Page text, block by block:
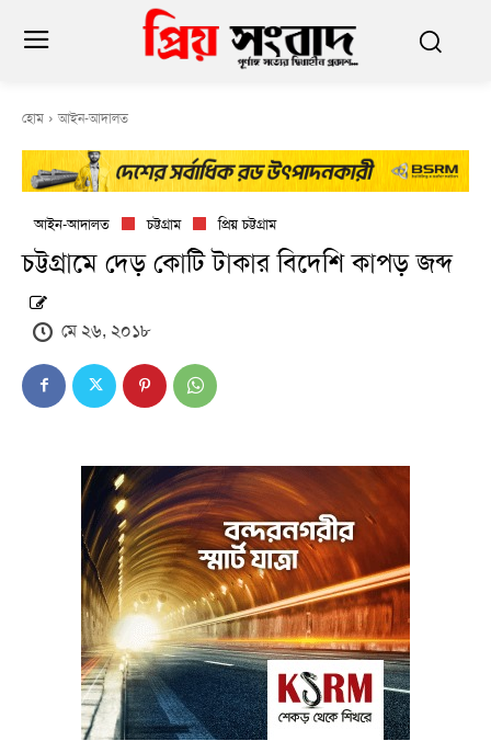
হোম আইন-আদালত
আইন-আদালত চট্টগ্রাম প্রিয় চট্টগ্রাম
চট্টগ্রামে দেড় কোটি টাকার বিদেশি কাপড় জব্দ
মে ২৬, ২০১৮